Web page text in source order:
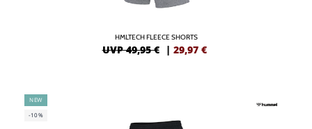
HMLTECH FLEECE SHORTS
UVP 49,95 € | 29,97 €
NEW
-10%